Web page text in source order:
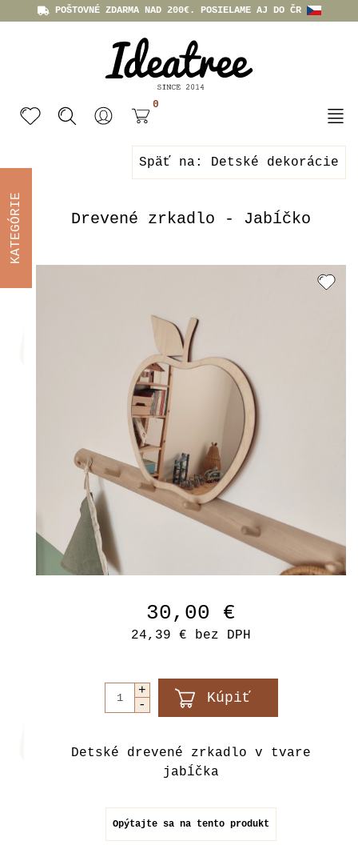
POŠTOVNÉ ZDARMA NAD 200€. POSIELAME AJ DO ČR
0
Späť na: Detské dekorácie
Drevené zrkadlo - Jabĺčko
30,00 €
24,39 € bez DPH
Detské drevené zrkadlo v tvare
jabĺčka
Opýtajte sa na tento produkt
KATEGÓRIE